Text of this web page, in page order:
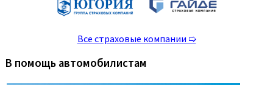
Все страховые компании ➯
В помощь автомобилистам